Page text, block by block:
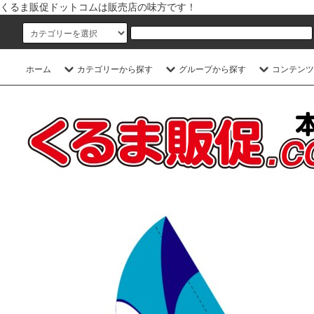
くるま販促ドットコムは販売店の味方です！
ホーム カテゴリーから探す グループから探す コンテン